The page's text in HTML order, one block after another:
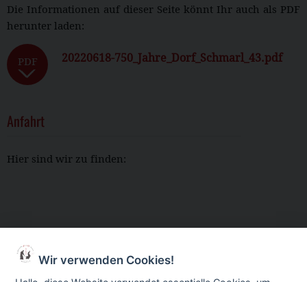
Die Informationen auf dieser Seite könnt Ihr auch als PDF
herunter laden:
PDF 20220618-750_Jahre_Dorf_Schmarl_43.pdf
Anfahrt
Hier sind wir zu finden:
Wir verwenden Cookies!